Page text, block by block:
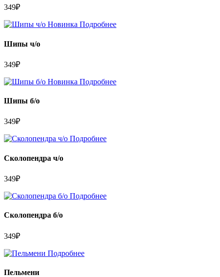
349₽
Новинка Подробнее
Шипы ч/о
349₽
Новинка Подробнее
Шипы б/о
349₽
Подробнее
Сколопендра ч/о
349₽
Подробнее
Сколопендра б/о
349₽
Подробнее
Пельмени